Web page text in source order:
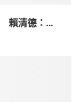
賴清德：...